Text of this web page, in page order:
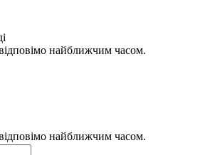
найближчим часом.
найближчим часом.